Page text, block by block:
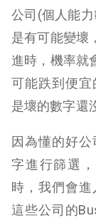
公司(個人能
是有可能變壞
進時，機率就
可能跌到便宜
是壞的數字還
因為懂的好
字進行篩選
時，我們會
這些公司的